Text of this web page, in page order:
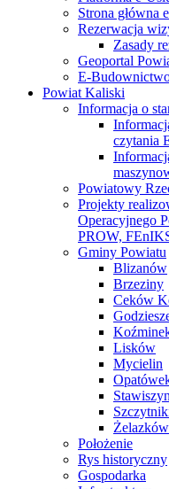
Strona główna
Rezerwacja
Zasady
Geoportal
E-
Powiat Kaliski
Informacja o
czytania
Powiatowy
Projekty
Operacyjnego
PROW,
Gminy Powiatu
Blizanów
Brzeziny
Ceków
Lisków
Mycielin
Stawiszyn
Żelazków
Położenie
Rys historyczny
Gospodarka